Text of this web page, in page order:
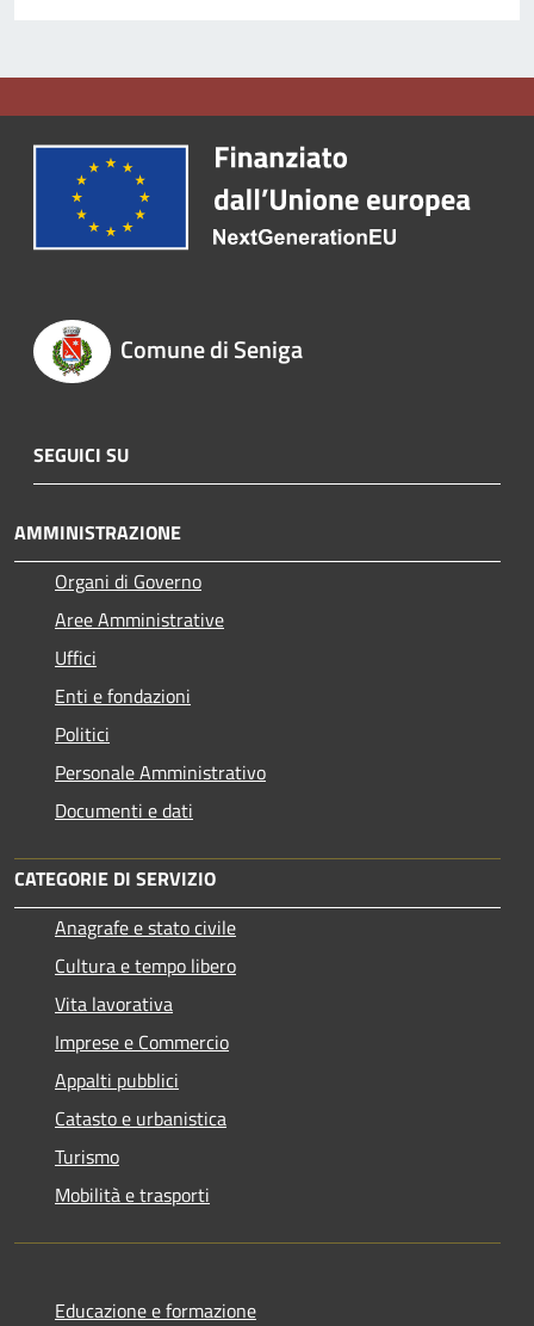
Comune di Seniga
SEGUICI SU
AMMINISTRAZIONE
Organi di Governo
Aree Amministrative
Uffici
Enti e fondazioni
Politici
Personale Amministrativo
Documenti e dati
CATEGORIE DI SERVIZIO
Anagrafe e stato civile
Cultura e tempo libero
Vita lavorativa
Imprese e Commercio
Appalti pubblici
Catasto e urbanistica
Turismo
Mobilità e trasporti
Educazione e formazione